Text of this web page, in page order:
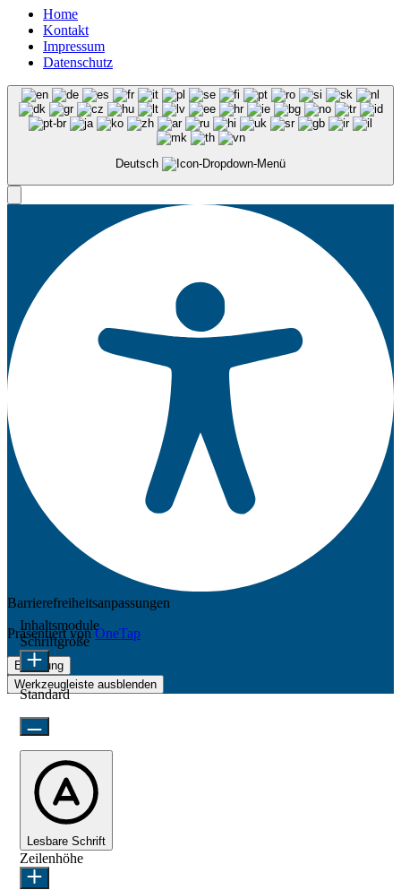
Home
Kontakt
Impressum
Datenschutz
Deutsch
Barrierefreiheitsanpassungen
Präsentiert vonOneTap
Erklärung
Werkzeugleiste ausblenden
Inhaltsmodule
Schriftgröße
Standard
Lesbare Schrift
Zeilenhöhe